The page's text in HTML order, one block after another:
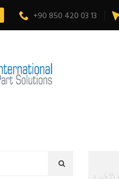
+90 850 420 03 13
Ara